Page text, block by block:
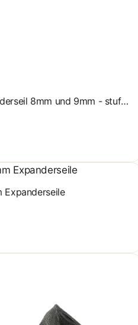
Spannflexhaken für Expanderseil 8mm und 9mm - stufenlos verstellbar
Expanderseile